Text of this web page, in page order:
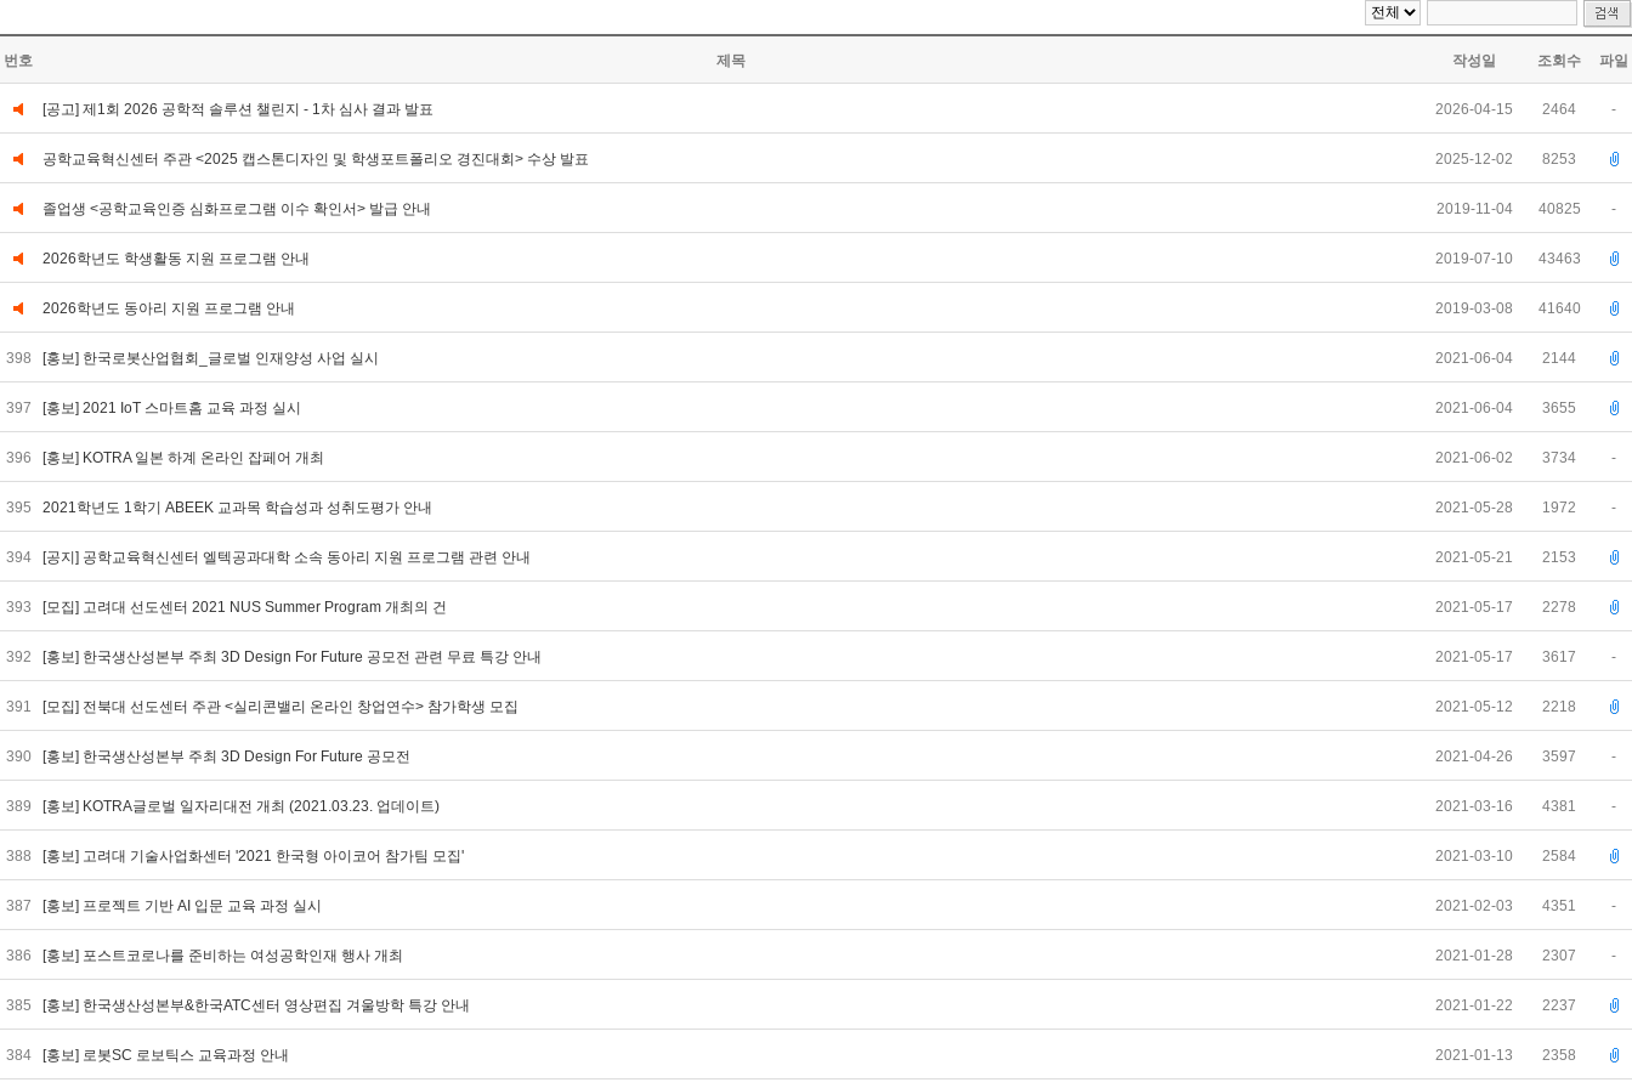
번호 제목 작성일 조회수 파일
[공고] 제1회 2026 공학적 솔루션 챌린지 - 1차 심사 결과 발표 2026-04-15 2464 -
공학교육혁신센터 주관 <2025 캡스톤디자인 및 학생포트폴리오 경진대회> 수상 발표 2025-12-02 8253
졸업생 <공학교육인증 심화프로그램 이수 확인서> 발급 안내 2019-11-04 40825 -
2026학년도 학생활동 지원 프로그램 안내 2019-07-10 43463
2026학년도 동아리 지원 프로그램 안내 2019-03-08 41640
398 [홍보] 한국로봇산업협회_글로벌 인재양성 사업 실시 2021-06-04 2144
397 [홍보] 2021 IoT 스마트홈 교육 과정 실시 2021-06-04 3655
396 [홍보] KOTRA 일본 하계 온라인 잡페어 개최 2021-06-02 3734 -
395 2021학년도 1학기 ABEEK 교과목 학습성과 성취도평가 안내 2021-05-28 1972 -
394 [공지] 공학교육혁신센터 엘텍공과대학 소속 동아리 지원 프로그램 관련 안내 2021-05-21 2153
393 [모집] 고려대 선도센터 2021 NUS Summer Program 개최의 건 2021-05-17 2278
392 [홍보] 한국생산성본부 주최 3D Design For Future 공모전 관련 무료 특강 안내 2021-05-17 3617 -
391 [모집] 전북대 선도센터 주관 <실리콘밸리 온라인 창업연수> 참가학생 모집 2021-05-12 2218
390 [홍보] 한국생산성본부 주최 3D Design For Future 공모전 2021-04-26 3597 -
389 [홍보] KOTRA글로벌 일자리대전 개최 (2021.03.23. 업데이트) 2021-03-16 4381 -
388 [홍보] 고려대 기술사업화센터 '2021 한국형 아이코어 참가팀 모집' 2021-03-10 2584
387 [홍보] 프로젝트 기반 AI 입문 교육 과정 실시 2021-02-03 4351 -
386 [홍보] 포스트코로나를 준비하는 여성공학인재 행사 개최 2021-01-28 2307 -
385 [홍보] 한국생산성본부&한국ATC센터 영상편집 겨울방학 특강 안내 2021-01-22 2237
384 [홍보] 로봇SC 로보틱스 교육과정 안내 2021-01-13 2358